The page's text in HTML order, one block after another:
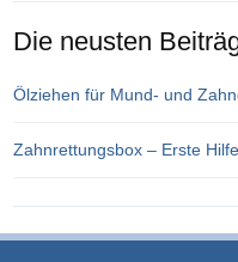
Die neusten
Ölziehen für Mund- und
Zahnrettungsbox – Erste